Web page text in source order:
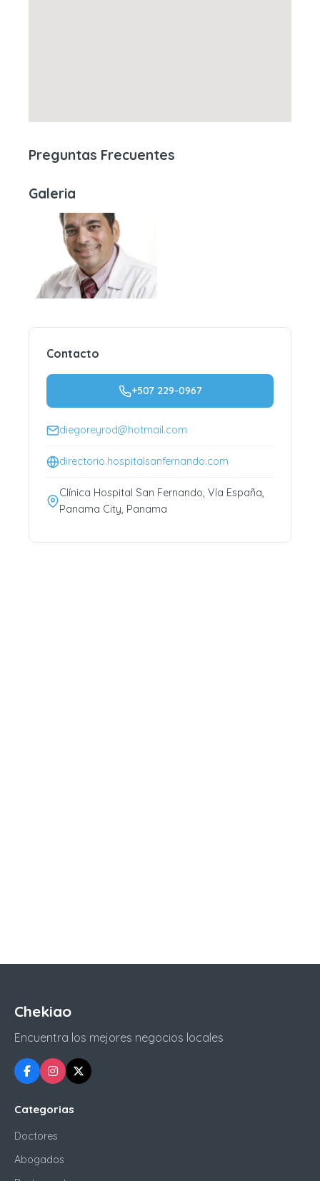
Preguntas Frecuentes
Galeria
Contacto
+507 229-0967
diegoreyrod@hotmail.com
directorio.hospitalsanfernando.com
Clínica Hospital San Fernando, Vía España,
Panama City, Panama
Chekiao
Encuentra los mejores negocios locales
Categorias
Doctores
Abogados